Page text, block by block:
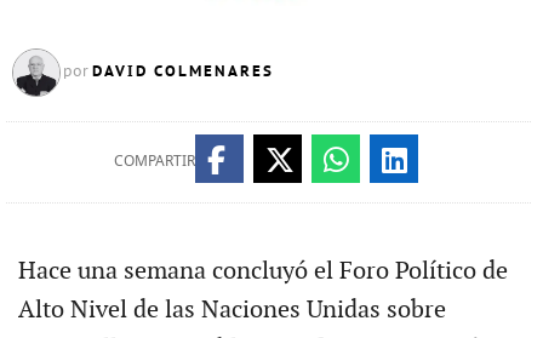
por DAVID COLMENARES
COMPARTIR
Hace una semana concluyó el Foro Político de
Alto Nivel de las Naciones Unidas sobre